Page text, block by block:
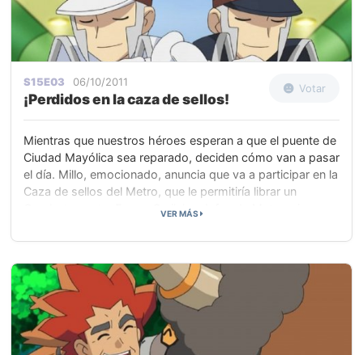
con Palpitoad. Tras pedir un tiempo muerto, Ash nos
sorprende volviendo con Snivy, pero es derrotado de
nuevo por Emolga.
S15E03 06/10/2011
¡Perdidos en la caza de sellos!
Votar
Mientras que nuestros héroes esperan a que el puente de
Ciudad Mayólica sea reparado, deciden cómo van a pasar
el día. Millo, emocionado, anuncia que va a participar en la
Caza de sellos del Metro, que le permitiría librar un
Combate contra Fero o Caril, los Jefes de Metro, si
la tarde.
VER MÁS